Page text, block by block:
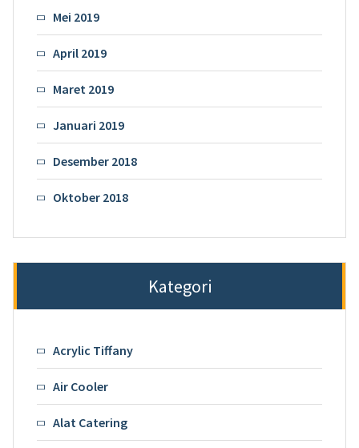
Mei 2019
April 2019
Maret 2019
Januari 2019
Desember 2018
Oktober 2018
Kategori
Acrylic Tiffany
Air Cooler
Alat Catering